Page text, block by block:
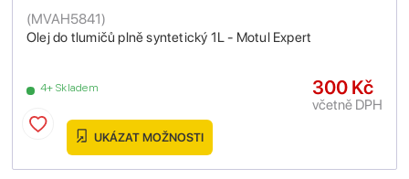
Olej do tlumičů plně syntetický 1L - Motul Expert
(MVAH5841)
4+ Skladem 300 Kč
včetně DPH
UKÁZAT MOŽNOSTI